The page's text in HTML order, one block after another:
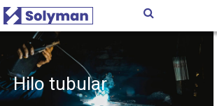
Hilo tubular